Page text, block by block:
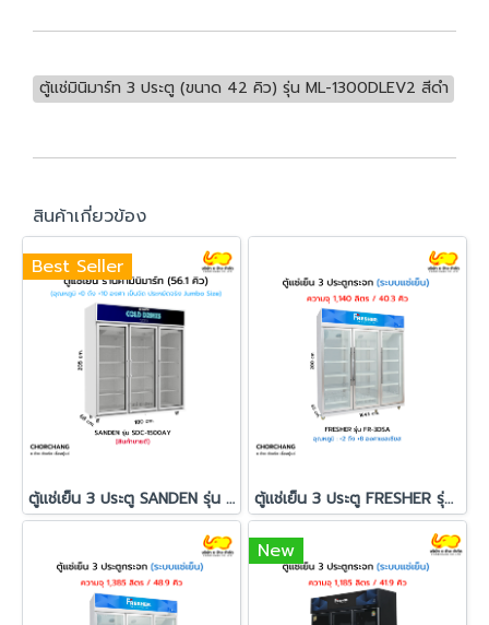
ตู้แช่มินิมาร์ท 3 ประตู (ขนาด 42 คิว) รุ่น ML-1300DLEV2 สีดำ
สินค้าเกี่ยวข้อง
Best Seller
ตู้แช่เย็น 3 ประตู SANDEN รุ่น SDC-1500AY ตู้แช่เย็น 3 ประตู FRESHER รุ่น FR-3DSA
New